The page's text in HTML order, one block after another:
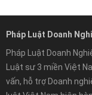
Pháp Luật Doanh
Pháp Luật Doanh
Luật sư 3 miền Việt
vấn, hỗ trợ Doanh